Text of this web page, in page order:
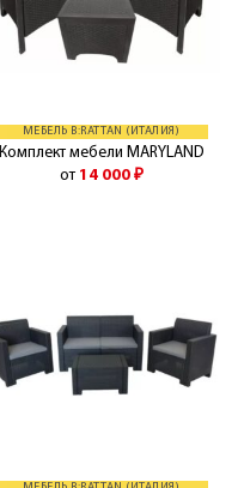
МЕБЕЛЬ B:RATTAN (ИТАЛИЯ)
Комплект мебели MARYLAND
от 14 000 ₽